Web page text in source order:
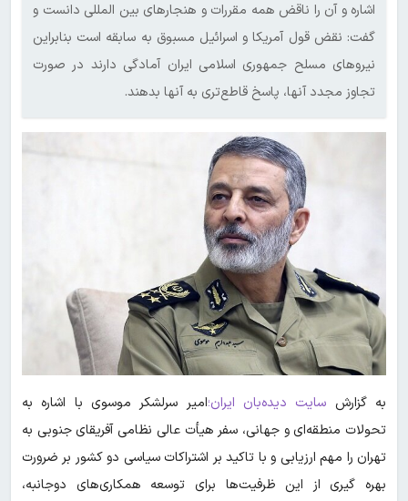
اشاره و آن را ناقض همه مقررات و هنجارهای بین المللی دانست و
گفت: نقض قول آمریکا و اسرائیل مسبوق به سابقه است بنابراین
نیروهای مسلح جمهوری اسلامی ایران آمادگی دارند در صورت
تجاوز مجدد آنها، پاسخ قاطع‌تری به آنها بدهند.
به گزارش سایت دیده‌بان ایران؛امیر سرلشکر موسوی با اشاره به
تحولات منطقه‌ای و جهانی، سفر هیأت عالی نظامی آفریقای جنوبی به
تهران را مهم ارزیابی و با تاکید بر اشتراکات سیاسی دو کشور بر ضرورت
بهره گیری از این ظرفیت‌ها برای توسعه همکاری‌های دوجانبه،